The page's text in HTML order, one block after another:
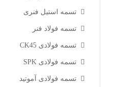
تسمه استیل فنری
تسمه فولاد فنر
تسمه فولادی CK45
تسمه فولادی SPK
تسمه فولادی آموتید